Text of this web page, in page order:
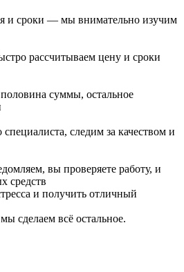
и сроки — мы внимательно изучим
рассчитываем цену и сроки
суммы, остальное
следим за качеством и
вы проверяете работу, и
средств
и получить отличный
сделаем всё остальное.